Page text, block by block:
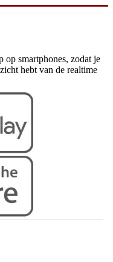
op smartphones, zodat je
hebt van de realtime